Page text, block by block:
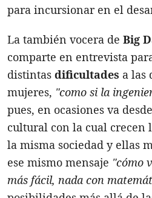
para incursionar en el
La también vocera de Big
comparte en entrevista
distintas dificultades a las
mujeres, "como si la
pues, en ocasiones va
cultural con la cual crecen
la misma sociedad y ellas
ese mismo mensaje "cómo
más fácil, nada con